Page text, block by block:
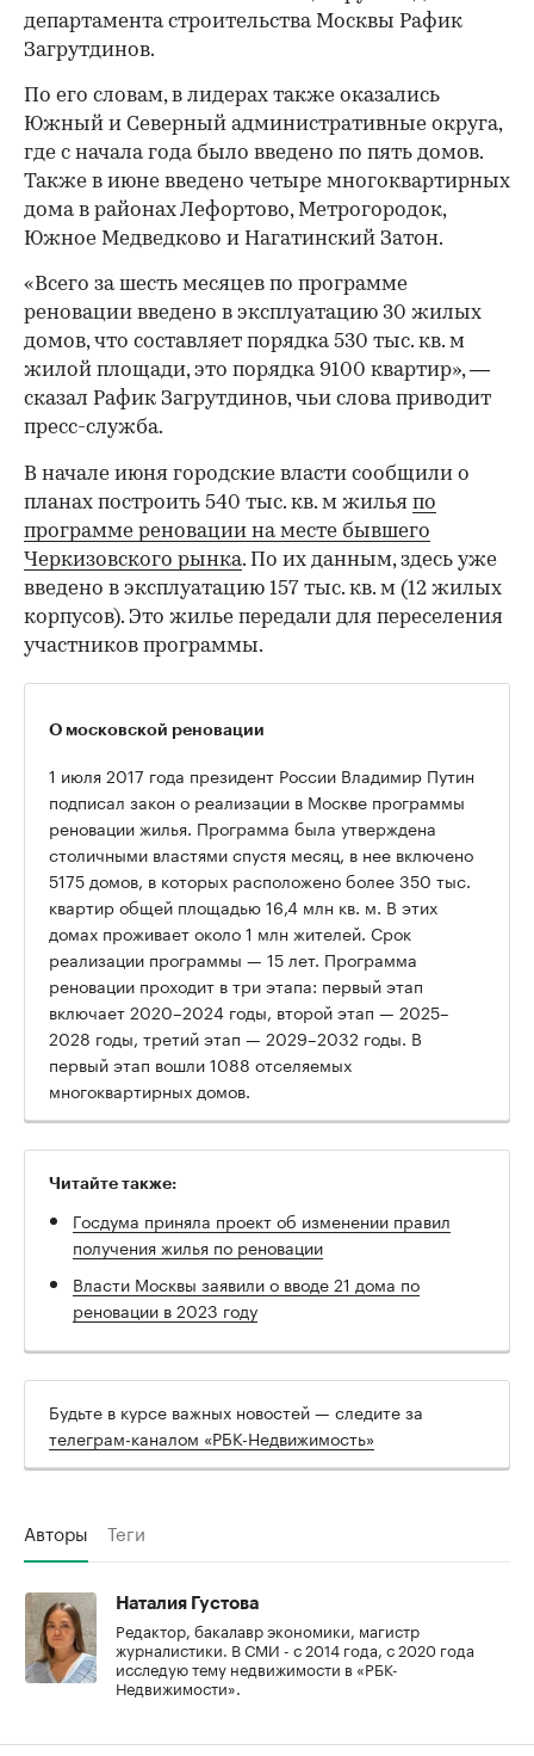
департамента строительства Москвы Рафик
Загрутдинов.
По его словам, в лидерах также оказались
Южный и Северный административные округа,
где с начала года было введено по пять домов.
Также в июне введено четыре многоквартирных
дома в районах Лефортово, Метрогородок,
Южное Медведково и Нагатинский Затон.
«Всего за шесть месяцев по программе
реновации введено в эксплуатацию 30 жилых
домов, что составляет порядка 530 тыс. кв. м
жилой площади, это порядка 9100 квартир», —
сказал Рафик Загрутдинов, чьи слова приводит
пресс-служба.
В начале июня городские власти сообщили о
планах построить 540 тыс. кв. м жилья по
программе реновации на месте бывшего
Черкизовского рынка. По их данным, здесь уже
введено в эксплуатацию 157 тыс. кв. м (12 жилых
корпусов). Это жилье передали для переселения
участников программы.
О московской реновации
1 июля 2017 года президент России Владимир Путин
подписал закон о реализации в Москве программы
реновации жилья. Программа была утверждена
столичными властями спустя месяц, в нее включено
5175 домов, в которых расположено более 350 тыс.
квартир общей площадью 16,4 млн кв. м. В этих
домах проживает около 1 млн жителей. Срок
реализации программы — 15 лет. Программа
реновации проходит в три этапа: первый этап
включает 2020–2024 годы, второй этап — 2025–
2028 годы, третий этап — 2029–2032 годы. В
первый этап вошли 1088 отселяемых
многоквартирных домов.
Читайте также:
Госдума приняла проект об изменении правил
получения жилья по реновации
Власти Москвы заявили о вводе 21 дома по
реновации в 2023 году
Будьте в курсе важных новостей — следите за
телеграм-каналом «РБК-Недвижимость»
Авторы Теги
Наталия Густова
Редактор, бакалавр экономики, магистр
журналистики. В СМИ - с 2014 года, с 2020 года
исследую тему недвижимости в «РБК-
Недвижимости».